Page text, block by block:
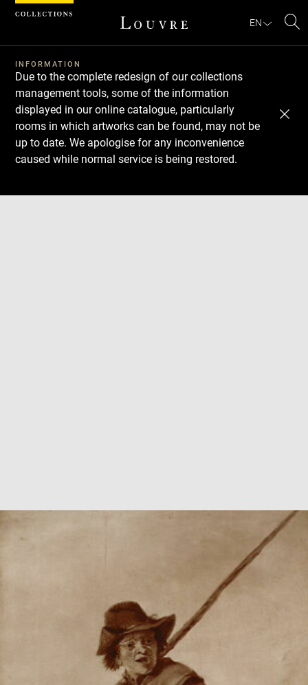
EN
INFORMATION
Due to the complete redesign of our collections
management tools, some of the information
displayed in our online catalogue, particularly
rooms in which artworks can be found, may not be
up to date. We apologise for any inconvenience
caused while normal service is being restored.
Download
Next
Previous
Cookies management panel